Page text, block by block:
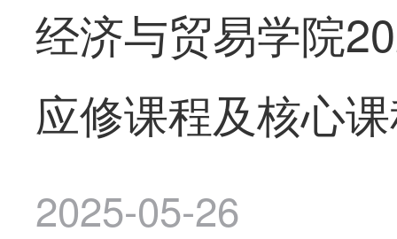
经济与贸易学院
应修课程及核心
2025-05-26